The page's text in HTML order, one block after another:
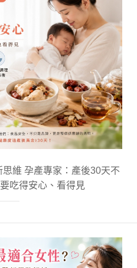
維 孕產專家：產後30天不
吃得安心、看得見